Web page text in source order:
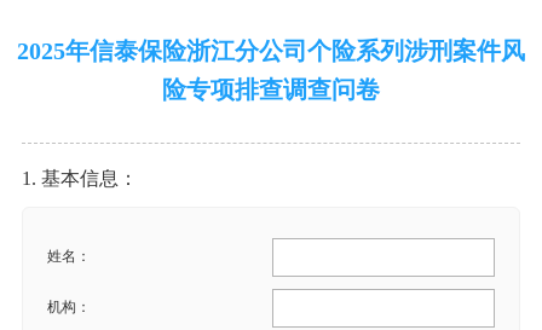
2025年信泰保险浙江分公司个险系列涉刑案件风
险专项排查调查问卷
1. 基本信息：
姓名：
机构：